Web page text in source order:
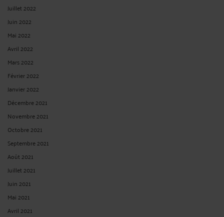
Juillet 2022
Juin 2022
Mai 2022
Avril 2022
Mars 2022
Février 2022
Janvier 2022
Décembre 2021
Novembre 2021
Octobre 2021
Septembre 2021
Août 2021
Juillet 2021
Juin 2021
Mai 2021
Avril 2021